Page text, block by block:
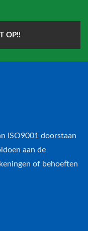
OP!!
ISO9001 doorstaan
aan de
of behoeften